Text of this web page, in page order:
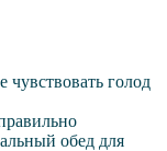
голод
обед для